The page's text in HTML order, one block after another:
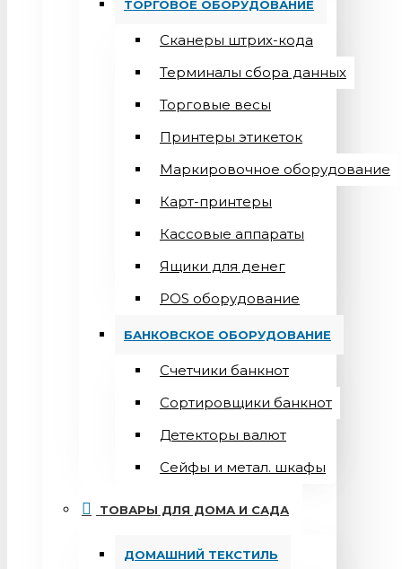
ТОРГОВОЕ ОБОРУДОВАНИЕ
Сканеры штрих-кода
Терминалы сбора данных
Торговые весы
Принтеры этикеток
Маркировочное оборудование
Карт-принтеры
Кассовые аппараты
Ящики для денег
POS оборудование
БАНКОВСКОЕ ОБОРУДОВАНИЕ
Счетчики банкнот
Сортировщики банкнот
Детекторы валют
Сейфы и метал. шкафы
ТОВАРЫ ДЛЯ ДОМА И САДА
ДОМАШНИЙ ТЕКСТИЛЬ